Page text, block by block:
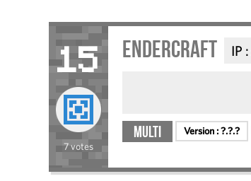
15
7 votes
EnderCraft IP :
Multi Version :?.?.?